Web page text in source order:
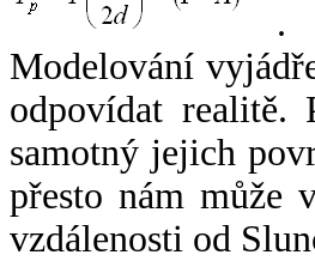
.
Modelování
odpovídat realitě.
samotný jejich
přesto nám může
vzdálenosti od